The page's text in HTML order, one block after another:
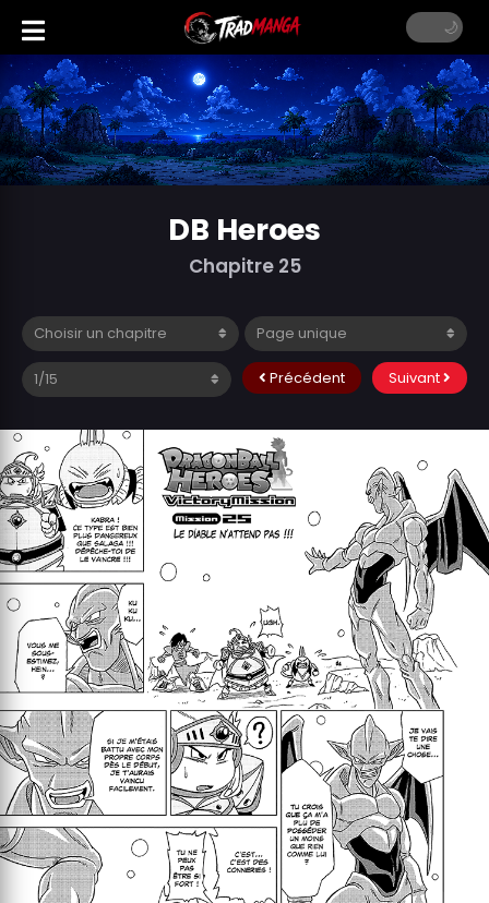
DB Heroes
Chapitre 25
Précédent Suivant